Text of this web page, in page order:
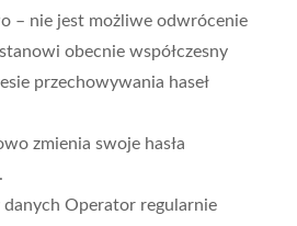
– nie jest możliwe odwrócenie
obecnie współczesny
przechowywania haseł
zmienia swoje hasła
Operator regularnie